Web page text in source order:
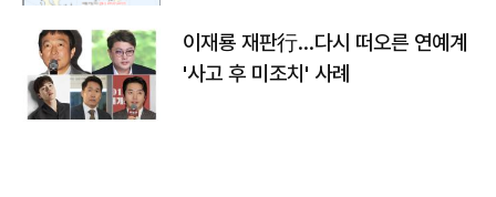
이재룡 재판行…다시 떠오른 연예계
'사고 후 미조치' 사례